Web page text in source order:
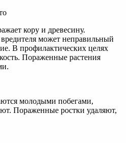
кору и древесину.
может неправильный
В профилактических целях
Пораженные растения
молодыми побегами,
Пораженные ростки удаляют,